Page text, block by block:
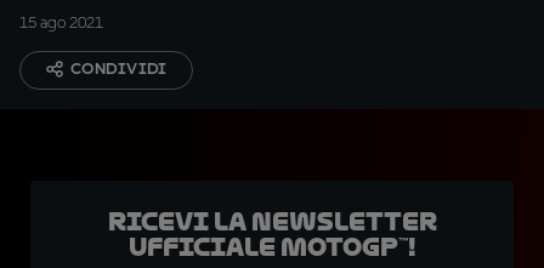
15 ago 2021
CONDIVIDI
Ricevi la newsletter
ufficiale MotoGP™!